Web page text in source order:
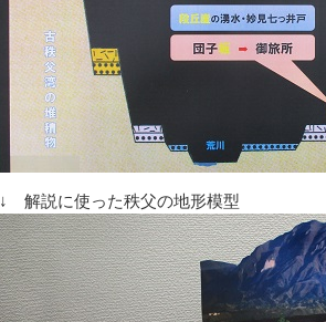
↓ 解説に使った秩父の地形模型